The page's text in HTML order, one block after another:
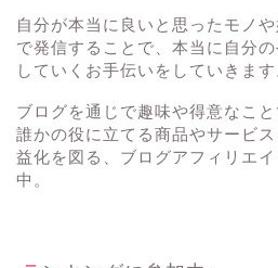
自分が本当に良いと思ったモノ
で発信することで、本当に自分
していくお手伝いをしていきます
ブログを通じで趣味や得意なこ
誰かの役に立てる商品やサービ
益化を図る、ブログアフィリエ
中。